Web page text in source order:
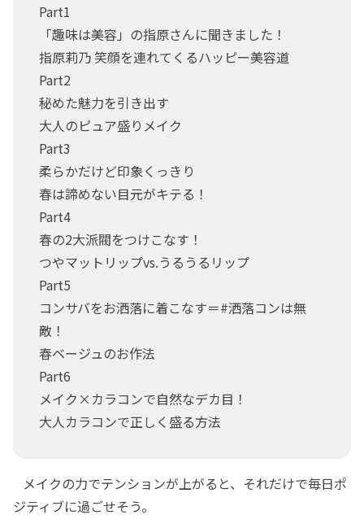
Part1
「趣味は美容」の指原さんに聞きました！
指原莉乃 笑顔を連れてくるハッピー美容道
Part2
秘めた魅力を引き出す
大人のピュア盛りメイク
Part3
柔らかだけど印象くっきり
春は諦めない目元がキテる！
Part4
春の2大派閥をつけこなす！
つやマットリップvs.うるうるリップ
Part5
コンサバをお洒落に着こなす＝#洒落コンは無
敵！
春ベージュのお作法
Part6
メイク×カラコンで自然なデカ目！
大人カラコンで正しく盛る方法
メイクの力でテンションが上がると、それだけで毎日ポ
ジティブに過ごせそう。